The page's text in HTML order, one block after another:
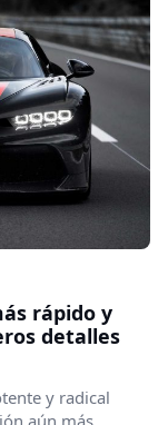
rápido y
detalles
y radical
aún más